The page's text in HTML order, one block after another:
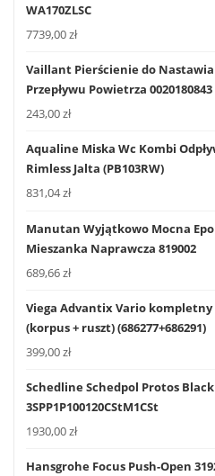
WA170ZLSC
7739,00zł
Vaillant Pierścienie do
Przepływu Powietrza 0020180843
243,00zł
Aqualine Miska Wc Kombi
Rimless Jalta (PB103RW)
831,04zł
Manutan Wyjątkowo Mocna
Mieszanka Naprawcza 819002
689,66zł
Viega Advantix Vario kompletny
(korpus + ruszt) (686277+686291)
399,00zł
Schedline Schedpol Protos Black
3SPP1P100120CStM1CSt
1930,00zł
Hansgrohe Focus Push-Open